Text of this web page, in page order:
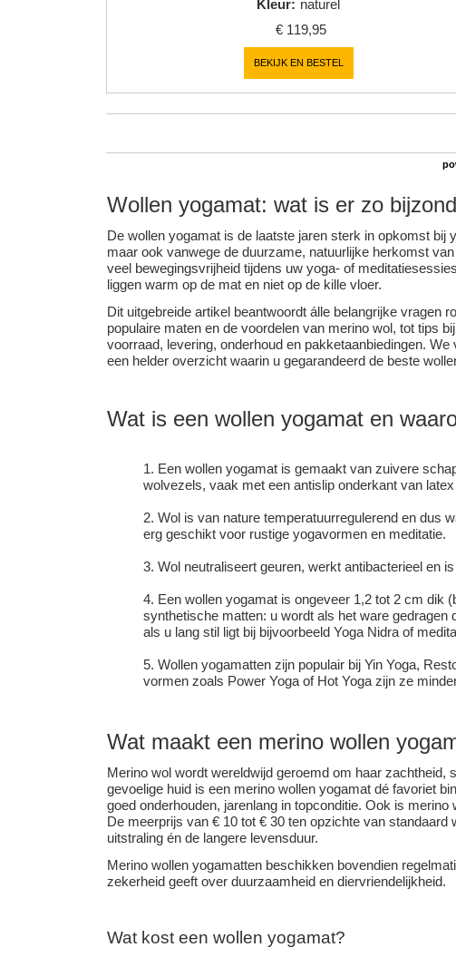
Kleur: naturel
€ 119,95
BEKIJK EN BESTEL
Wollen yogamat: wat is er zo
De wollen yogamat is de laatste jaren sterk in opkomst bij
maar ook vanwege de duurzame, natuurlijke herkomst
veel bewegingsvrijheid tijdens uw yoga- of
liggen warm op de mat en niet op de kille vloer.
Dit uitgebreide artikel beantwoordt álle belangrijke vragen
populaire maten en de voordelen van merino wol, tot tips
voorraad, levering, onderhoud en pakketaanbiedingen.
een helder overzicht waarin u gegarandeerd de beste
Wat is een wollen yogamat en
Een wollen yogamat is gemaakt van zuivere
wolvezels, vaak met een antislip onderkant van
Wol is van nature temperatuurregulerend en dus
erg geschikt voor rustige yogavormen en meditatie.
Wol neutraliseert geuren, werkt antibacterieel en
Een wollen yogamat is ongeveer 1,2 tot 2 cm dik
synthetische matten: u wordt als het ware
als u lang stil ligt bij bijvoorbeeld Yoga Nidra of
Wollen yogamatten zijn populair bij Yin Yoga,
vormen zoals Power Yoga of Hot Yoga zijn ze
Wat maakt een merino wollen
Merino wol wordt wereldwijd geroemd om haar
gevoelige huid is een merino wollen yogamat dé favoriet
goed onderhouden, jarenlang in topconditie. Ook is
De meerprijs van € 10 tot € 30 ten opzichte van
uitstraling én de langere levensduur.
Merino wollen yogamatten beschikken bovendien
zekerheid geeft over duurzaamheid en diervriendelijkheid.
Wat kost een wollen yogamat?